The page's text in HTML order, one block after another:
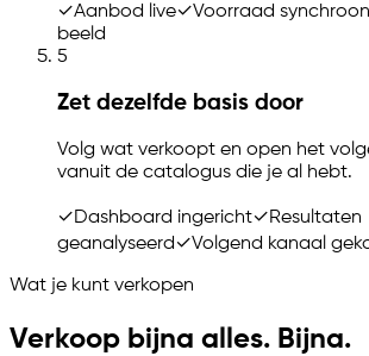
✓Aanbod live✓Voorraad synchroon
beeld
5
Zet dezelfde basis door
Volg wat verkoopt en open het
vanuit de catalogus die je al hebt.
✓Dashboard ingericht✓Resultaten
geanalyseerd ✓Volgend kanaal
Wat je kunt verkopen
Verkoop bijna alles. Bijna.